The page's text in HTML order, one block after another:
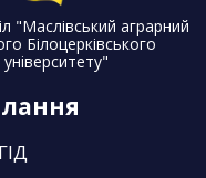
"Маслівський аграрний
Білоцерківського